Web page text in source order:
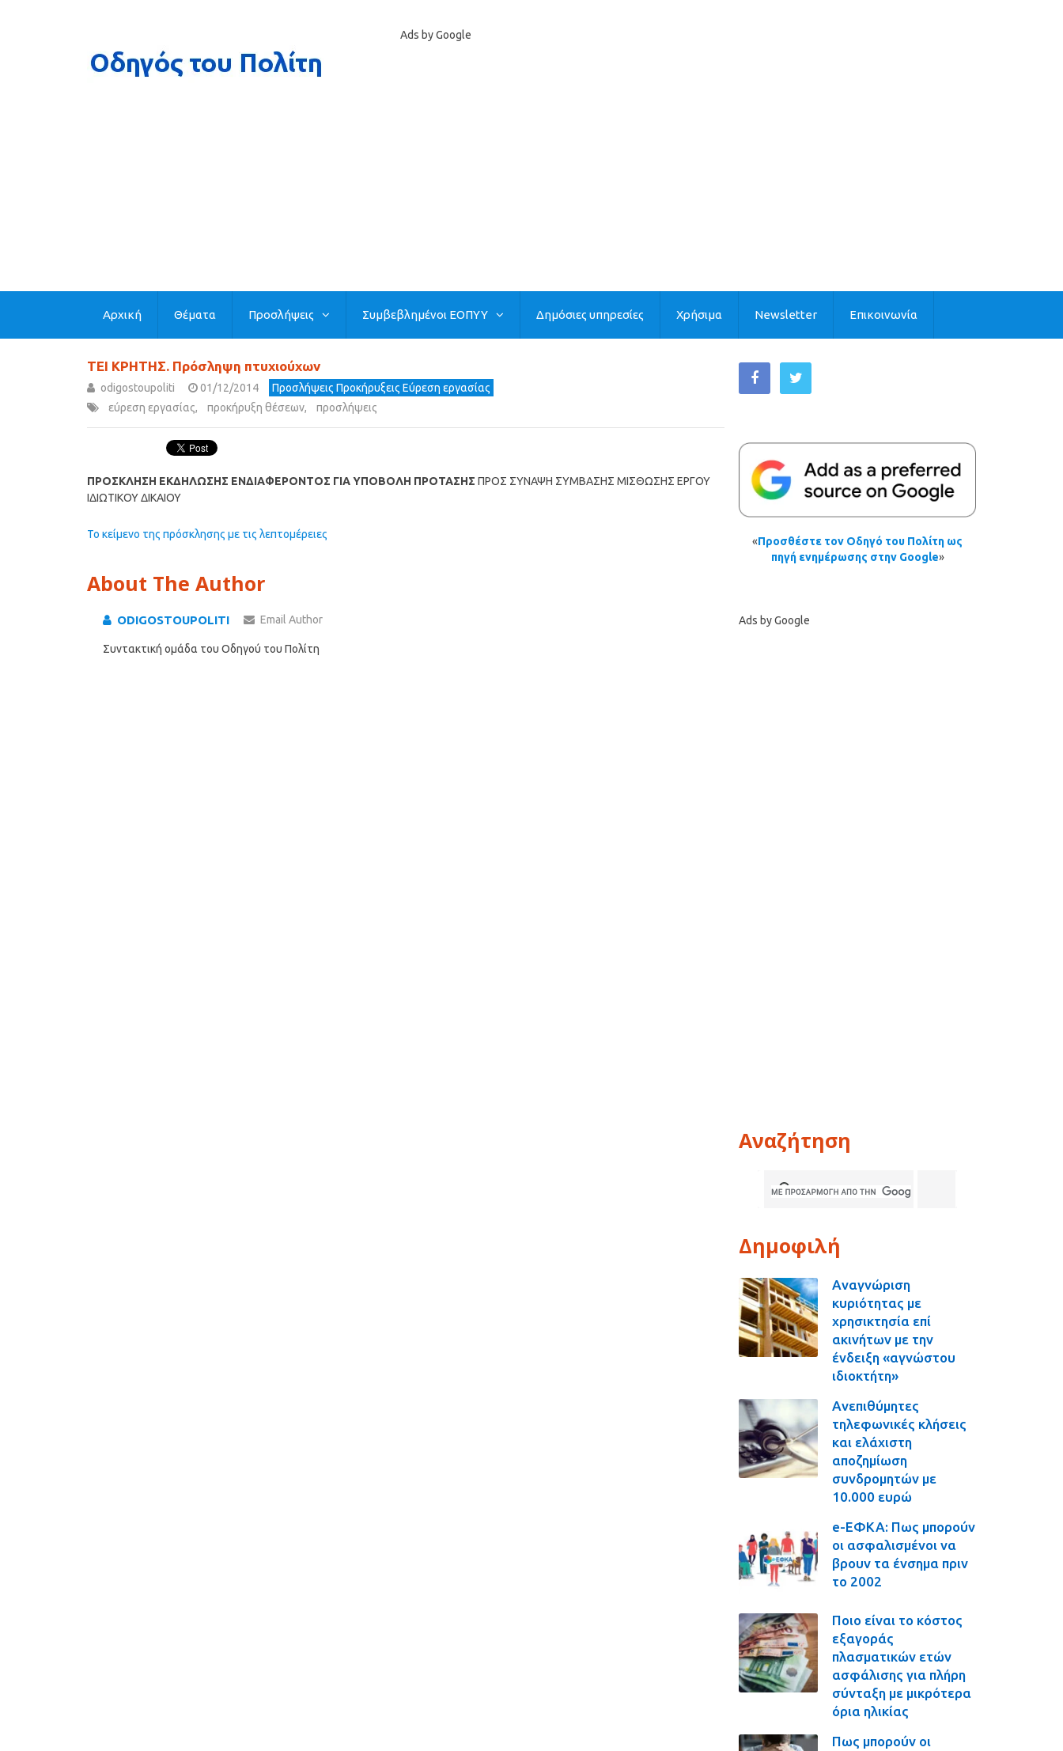
Ads by Google
Αρχική Θέματα Προσλήψεις Συμβεβλημένοι ΕΟΠΥΥ Δημόσιες υπηρεσίες Χρήσιμα Newsletter Επικοινωνία
ΤΕΙ ΚΡΗΤΗΣ. Πρόσληψη πτυχιούχων
odigostoupoliti 01/12/2014
Προσλήψεις Προκήρυξεις Εύρεση εργασίας
εύρεση εργασίας, προκήρυξη θέσεων, προσλήψεις
ΠΡΟΣΚΛΗΣΗ ΕΚΔΗΛΩΣΗΣ ΕΝΔΙΑΦΕΡΟΝΤΟΣ ΓΙΑ ΥΠΟΒΟΛΗ ΠΡΟΤΑΣΗΣ ΠΡΟΣ ΣΥΝΑΨΗ ΣΥΜΒΑΣΗΣ ΜΙΣΘΩΣΗΣ ΕΡΓΟΥ
ΙΔΙΩΤΙΚΟΥ ΔΙΚΑΙΟΥ
Το κείμενο της πρόσκλησης με τις λεπτομέρειες
About The Author
ODIGOSTOUPOLITI Email Author
Συντακτική ομάδα του Οδηγού του Πολίτη
«Προσθέστε τον Οδηγό του Πολίτη ως
πηγή ενημέρωσης στην Google»
Ads by Google
Αναζήτηση
Δημοφιλή
Αναγνώριση
κυριότητας με
χρησικτησία επί
ακινήτων με την
ένδειξη «αγνώστου
ιδιοκτήτη»
Ανεπιθύμητες
τηλεφωνικές κλήσεις
και ελάχιστη
αποζημίωση
συνδρομητών με
10.000 ευρώ
e-ΕΦΚΑ: Πως μπορούν
οι ασφαλισμένοι να
βρουν τα ένσημα πριν
το 2002
Ποιο είναι το κόστος
εξαγοράς
πλασματικών ετών
ασφάλισης για πλήρη
σύνταξη με μικρότερα
όρια ηλικίας
Πως μπορούν οι